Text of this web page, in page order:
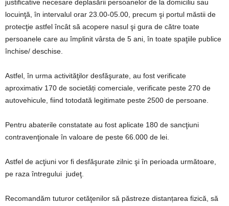
justificative necesare deplasării persoanelor de la domiciliu sau
locuinţă, în intervalul orar 23.00-05.00, precum şi portul măstii de
protecţie astfel încât să acopere nasul şi gura de către toate
persoanele care au împlinit vârsta de 5 ani, în toate spaţiile publice
închise/ deschise.
Astfel, în urma activităţilor desfăşurate, au fost verificate
aproximativ 170 de societăți comerciale, verificate peste 270 de
autovehicule, fiind totodată legitimate peste 2500 de persoane.
Pentru abaterile constatate au fost aplicate 180 de sancţiuni
contravenţionale în valoare de peste 66.000 de lei.
Astfel de acţiuni vor fi desfăşurate zilnic şi în perioada următoare,
pe raza întregului judeţ.
Recomandăm tuturor cetăţenilor să păstreze distanțarea fizică, să